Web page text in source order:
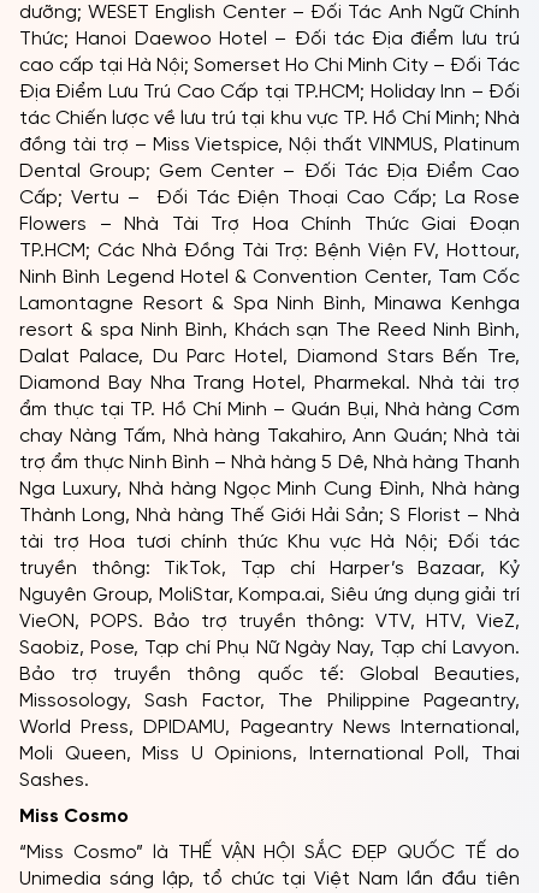
dưỡng; WESET English Center – Đối Tác Anh Ngữ Chính
Thức; Hanoi Daewoo Hotel – Đối tác Địa điểm lưu trú
cao cấp tại Hà Nội; Somerset Ho Chi Minh City – Đối Tác
Địa Điểm Lưu Trú Cao Cấp tại TP.HCM; Holiday Inn – Đối
tác Chiến lược về lưu trú tại khu vực TP. Hồ Chí Minh; Nhà
đồng tài trợ – Miss Vietspice, Nội thất VINMUS, Platinum
Dental Group; Gem Center – Đối Tác Địa Điểm Cao
Cấp; Vertu – Đối Tác Điện Thoại Cao Cấp; La Rose
Flowers – Nhà Tài Trợ Hoa Chính Thức Giai Đoạn
TP.HCM; Các Nhà Đồng Tài Trợ: Bệnh Viện FV, Hottour,
Ninh Bình Legend Hotel & Convention Center, Tam Cốc
Lamontagne Resort & Spa Ninh Bình, Minawa Kenhga
resort & spa Ninh Bình, Khách sạn The Reed Ninh Bình,
Dalat Palace, Du Parc Hotel, Diamond Stars Bến Tre,
Diamond Bay Nha Trang Hotel, Pharmekal. Nhà tài trợ
ẩm thực tại TP. Hồ Chí Minh – Quán Bụi, Nhà hàng Cơm
chay Nàng Tấm, Nhà hàng Takahiro, Ann Quán; Nhà tài
trợ ẩm thực Ninh Bình – Nhà hàng 5 Dê, Nhà hàng Thanh
Nga Luxury, Nhà hàng Ngọc Minh Cung Đình, Nhà hàng
Thành Long, Nhà hàng Thế Giới Hải Sản; S Florist – Nhà
tài trợ Hoa tươi chính thức Khu vực Hà Nội; Đối tác
truyền thông: TikTok, Tạp chí Harper’s Bazaar, Kỷ
Nguyên Group, MoliStar, Kompa.ai, Siêu ứng dụng giải trí
VieON, POPS. Bảo trợ truyền thông: VTV, HTV, VieZ,
Saobiz, Pose, Tạp chí Phụ Nữ Ngày Nay, Tạp chí Lavyon.
Bảo trợ truyền thông quốc tế: Global Beauties,
Missosology, Sash Factor, The Philippine Pageantry,
World Press, DPIDAMU, Pageantry News International,
Moli Queen, Miss U Opinions, International Poll, Thai
Sashes.
Miss Cosmo
“Miss Cosmo” là THẾ VẬN HỘI SẮC ĐẸP QUỐC TẾ do
Unimedia sáng lập, tổ chức tại Việt Nam lần đầu tiên